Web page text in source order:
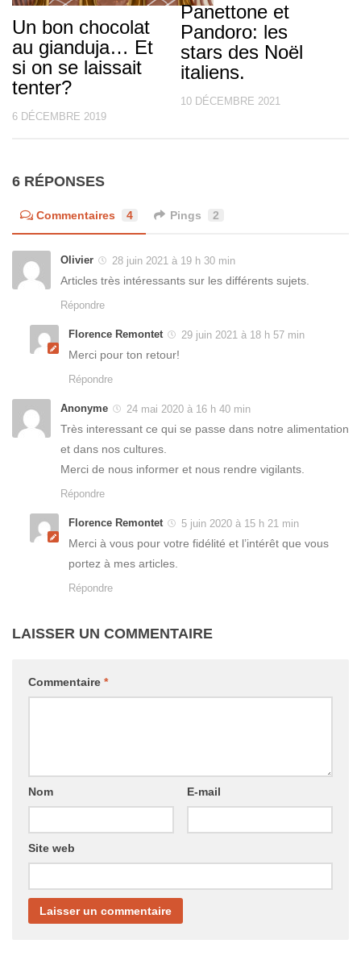
Un bon chocolat
au gianduja… Et
si on se laissait
tenter?
6 DÉCEMBRE 2019
Panettone et
Pandoro: les
stars des Noël
italiens.
10 DÉCEMBRE 2021
6 RÉPONSES
Commentaires 4 Pings 2
Olivier 28 juin 2021 à 19 h 30 min
Articles très intéressants sur les différents sujets.
Répondre
Florence Remontet 29 juin 2021 à 18 h 57 min
Merci pour ton retour!
Répondre
Anonyme 24 mai 2020 à 16 h 40 min
Très interessant ce qui se passe dans notre alimentation
et dans nos cultures.
Merci de nous informer et nous rendre vigilants.
Répondre
Florence Remontet 5 juin 2020 à 15 h 21 min
Merci à vous pour votre fidélité et l’intérêt que vous
portez à mes articles.
Répondre
LAISSER UN COMMENTAIRE
Commentaire *
Nom E-mail
Site web